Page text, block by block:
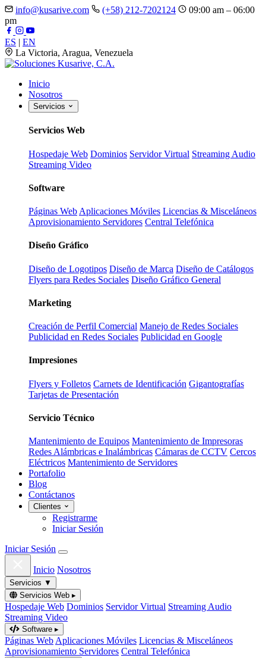
info@kusarive.com (+58) 212-7202124
09:00 am – 06:00
pm
ES | EN
La Victoria, Aragua, Venezuela
Inicio
Nosotros
Servicios
Servicios Web
Hospedaje Web Dominios Servidor Virtual Streaming Audio
Streaming Video
Software
Páginas Web Aplicaciones Móviles Licencias & Misceláneos
Aprovisionamiento Servidores Central Telefónica
Diseño Gráfico
Diseño de Logotipos Diseño de Marca Diseño de Catálogos
Flyers para Redes Sociales Diseño Gráfico General
Marketing
Creación de Perfil Comercial Manejo de Redes Sociales
Publicidad en Redes Sociales Publicidad en Google
Impresiones
Flyers y Folletos Carnets de Identificación Gigantografías
Tarjetas de Presentación
Servicio Técnico
Mantenimiento de Equipos Mantenimiento de Impresoras
Redes Alámbricas e Inalámbricas Cámaras de CCTV Cercos
Eléctricos Mantenimiento de Servidores
Portafolio
Blog
Contáctanos
Clientes
Registrarme
Iniciar Sesión
Iniciar Sesión
Inicio Nosotros
Servicios ▼
Servicios Web ▸
Hospedaje Web Dominios Servidor Virtual Streaming Audio
Streaming Video
Software ▸
Páginas Web Aplicaciones Móviles Licencias & Misceláneos
Aprovisionamiento Servidores Central Telefónica